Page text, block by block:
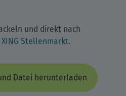
und direkt nach
XING Stellenmarkt.
Datei herunterladen